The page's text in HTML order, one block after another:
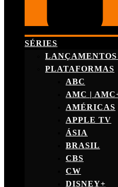
SÉRIES
PLATAFORMAS
ABC
AMC |
AMÉRICAS
APPLE TV
ÁSIA
BRASIL
CBS
CW
DISNEY+